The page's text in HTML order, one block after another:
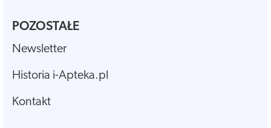
POZOSTAŁE
Newsletter
Historia i-Apteka.pl
Kontakt